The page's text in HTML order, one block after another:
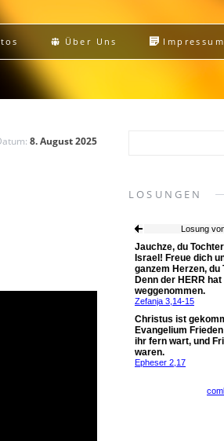
Über Uns Impressum
8. August 2025
LOSUNGEN